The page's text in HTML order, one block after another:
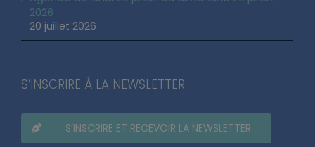
2026
20 juillet 2026
S’INSCRIRE À LA NEWSLETTER
S’INSCRIRE ET RECEVOIR LA NEWSLETTER